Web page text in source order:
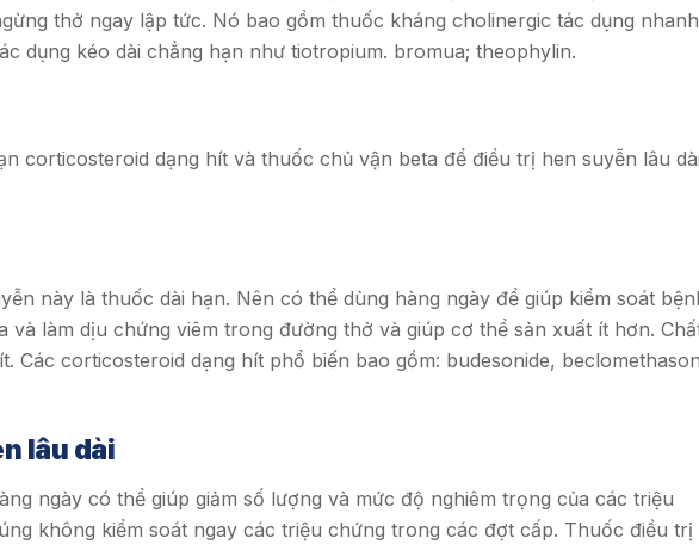
thở ngay lập tức. Nó bao gồm thuốc kháng cholinergic tác dụng nhanh
dụng kéo dài chẳng hạn như tiotropium. bromua; theophylin.
corticosteroid dạng hít và thuốc chủ vận beta để điều trị hen suyễn lâu dài
này là thuốc dài hạn. Nên có thể dùng hàng ngày để giúp kiểm soát
và làm dịu chứng viêm trong đường thở và giúp cơ thể sản xuất ít hơn.
Các corticosteroid dạng hít phổ biến bao gồm: budesonide,
lâu dài
ngày có thể giúp giảm số lượng và mức độ nghiêm trọng của các triệu
không kiểm soát ngay các triệu chứng trong các đợt cấp. Thuốc điều trị